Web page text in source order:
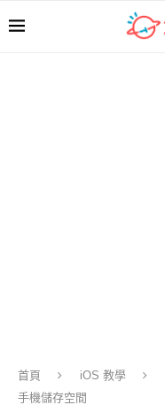
首頁 iOS 教學
手機儲存空間